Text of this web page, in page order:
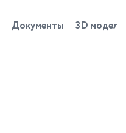
Документы 3D модель